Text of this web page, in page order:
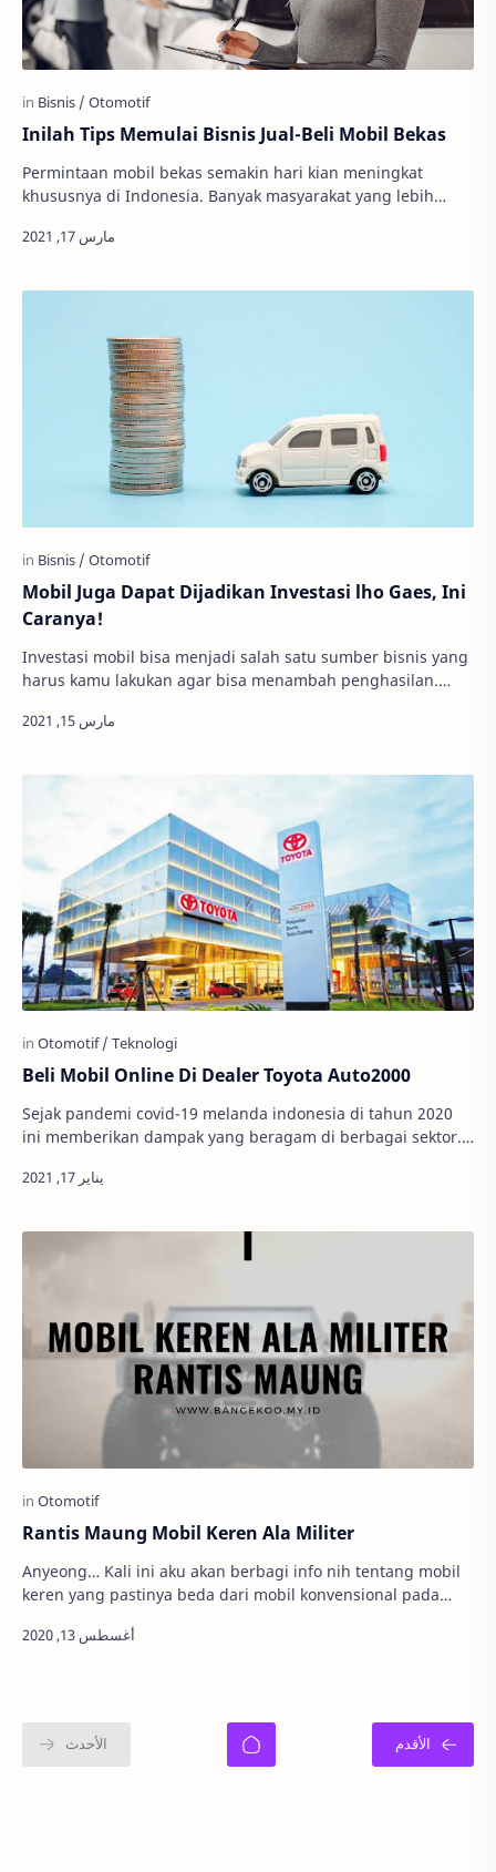
Inilah Tips Memulai Bisnis Jual-Beli Mobil Bekas
Permintaan mobil bekas semakin hari kian meningkat
khususnya di Indonesia. Banyak masyarakat yang lebih
Mobil Juga Dapat Dijadikan Investasi lho Gaes, Ini
Caranya!
Investasi mobil bisa menjadi salah satu sumber bisnis yang
harus kamu lakukan agar bisa menambah penghasilan.
Beli Mobil Online Di Dealer Toyota Auto2000
Sejak pandemi covid-19 melanda indonesia di tahun 2020
ini memberikan dampak yang beragam di berbagai sektor.
Rantis Maung Mobil Keren Ala Militer
Anyeong… Kali ini aku akan berbagi info nih tentang mobil
keren yang pastinya beda dari mobil konvensional pada